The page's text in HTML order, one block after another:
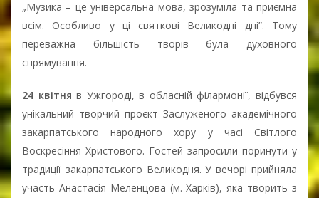
„Музика – це універсальна мова, зрозуміла та приємна
всім. Особливо у ці святкові Великодні дні”. Тому
переважна більшість творів була духовного
спрямування.
24 квітняв Ужгороді, в обласній філармонії, відбувся
унікальний творчий проєкт Заслуженого академічного
закарпатського народного хору у часі Світлого
Воскресіння Христового. Гостей запросили поринути у
традиції закарпатського Великодня. У вечорі прийняла
участь Анастасія Меленцова (м. Харків), яка творить з